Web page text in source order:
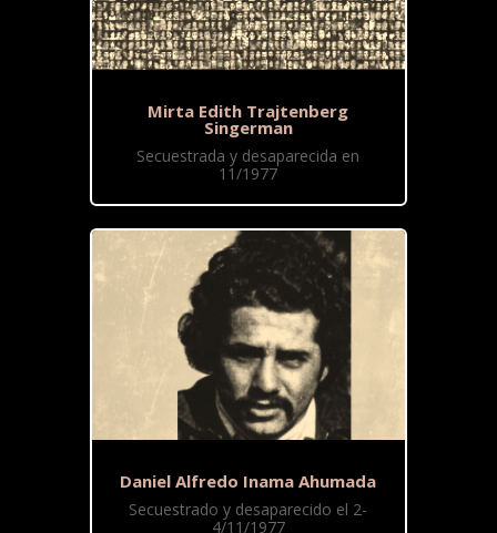
Mirta Edith Trajtenberg
Singerman
Secuestrada y desaparecida en
11/1977
Daniel Alfredo Inama Ahumada
Secuestrado y desaparecido el 2-
4/11/1977